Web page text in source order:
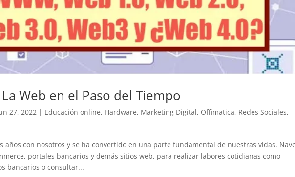
Web en el Paso del Tiempo
27, 2022 | Educación online, Hardware, Marketing Digital, Offimatica, Redes Sociales,
años con nosotros y se ha convertido en una parte fundamental de nuestras vidas.
portales bancarios y demás sitios web, para realizar labores cotidianas como
bancarios o consultar...